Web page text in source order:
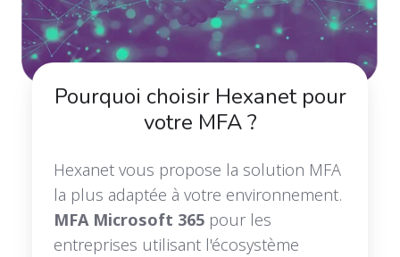
Pourquoi choisir Hexanet pour
votre MFA ?
Hexanet vous propose la solution MFA
la plus adaptée à votre environnement.
MFA Microsoft 365 pour les
entreprises utilisant l'écosystème